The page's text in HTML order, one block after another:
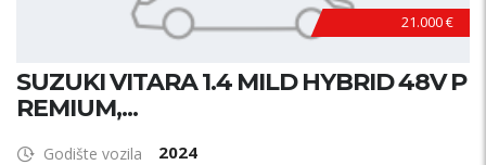
21.000 €
SUZUKI VITARA 1.4 MILD HYBRID 48V P
REMIUM,...
Godište vozila 2024